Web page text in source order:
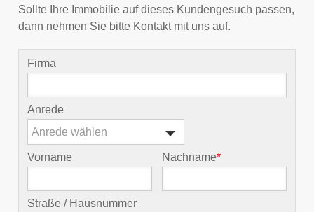
Sollte Ihre Immobilie auf dieses Kundengesuch passen,
dann nehmen Sie bitte Kontakt mit uns auf.
Firma
Anrede
Anrede wählen
Vorname Nachname*
Straße / Hausnummer